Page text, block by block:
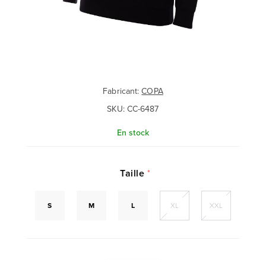
Fabricant: COPA
SKU: CC-6487
En stock
Taille *
S M L XL XXL